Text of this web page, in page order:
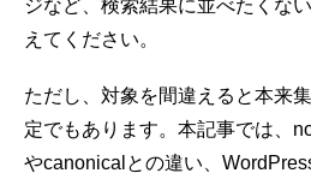
ジなど、検索結果に並べたくな
えてください。
ただし、対象を間違えると本来
定でもあります。本記事では、
やcanonicalとの違い、